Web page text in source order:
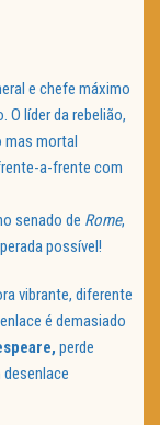
e chefe máximo
líder da rebelião,
mas mortal
a-frente com
senado de Rome,
possível!
vibrante, diferente
é demasiado
perde